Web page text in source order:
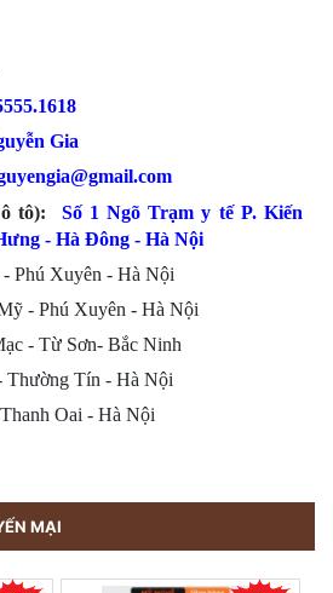
5.1618
Gia
tô):
Số 1 Ngõ Trạm y tế P. Kiến
- Hà Đông - Hà Nội
- Phú Xuyên - Hà Nội
- Phú Xuyên - Hà Nội
- Từ Sơn- Bắc Ninh
Thường Tín - Hà Nội
Oai - Hà Nội
MẠI